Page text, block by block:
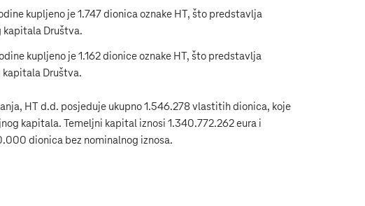
kupljeno je 1.747 dionica oznake HT, što predstavlja
Društva.
kupljeno je 1.162 dionice oznake HT, što predstavlja
Društva.
HT d.d. posjeduje ukupno 1.546.278 vlastitih dionica, koje
kapitala. Temeljni kapital iznosi 1.340.772.262 eura i
dionica bez nominalnog iznosa.